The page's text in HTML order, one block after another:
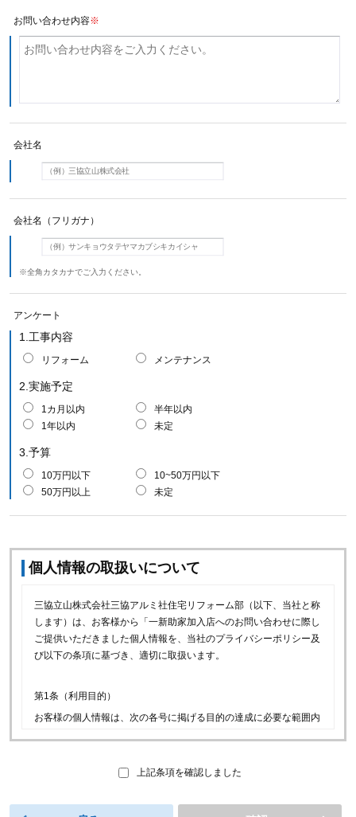
お問い合わせ内容※
会社名
会社名（フリガナ）
※全角カタカナでご入力ください。
アンケート
1.工事内容
リフォーム メンテナンス
2.実施予定
1カ月以内
半年以内
1年以内
未定
3.予算
10万円以下
10~50万円以下
50万円以上
未定
個人情報の取扱いについて
三協立山株式会社三協アルミ社住宅リフォーム部（以下、当社と称
します）は、お客様から「一新助家加入店へのお問い合わせに際し
ご提供いただきました個人情報を、当社のプライバシーポリシー及
び以下の条項に基づき、適切に取扱います。
第1条（利用目的）
お客様の個人情報は、次の各号に掲げる目的の達成に必要な範囲内
し、お客様に喜ばれるサービスをご提供するため。
上記条項を確認しました